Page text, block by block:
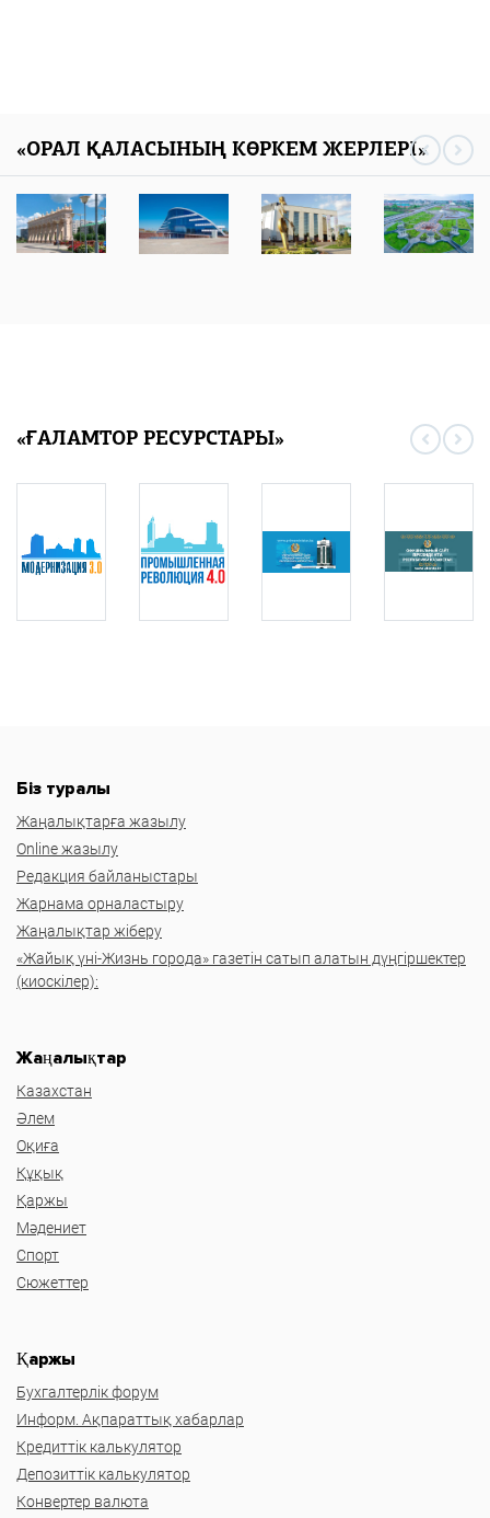
«ОРАЛ ҚАЛАСЫНЫҢ КӨРКЕМ ЖЕРЛЕРІ»
«ҒАЛАМТОР РЕСУРСТАРЫ»
Біз туралы
Жаңалықтарға жазылу
Online жазылу
Редакция байланыстары
Жарнама орналастыру
Жаңалықтар жіберу
«Жайық үні-Жизнь города» газетін сатып алатын дүңгіршектер
(киоскілер):
Жаңалықтар
Казахстан
Әлем
Оқиға
Құқық
Қаржы
Мәдениет
Спорт
Сюжеттер
Қаржы
Бухгалтерлік форум
Информ. Ақпараттық хабарлар
Кредиттік калькулятор
Депозиттік калькулятор
Конвертер валюта